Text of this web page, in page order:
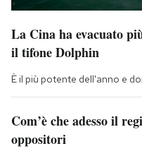
La Cina ha evacuato
il tifone Dolphin
È il più potente dell'anno e
Com’è che adesso il
oppositori